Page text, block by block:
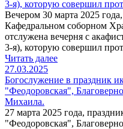
3-я), которую совершил
Вечером 30 марта 2025
Кафедральном соборном
отслужена вечерня с
3-я), которую совершил
Читать далее
27.03.2025
Богослужение в праздник
"Феодоровская",
Михаила.
27 марта 2025 года,
"Феодоровская",